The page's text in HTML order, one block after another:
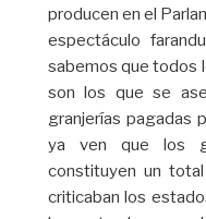
producen en el
espectáculo
sabemos que todos
son los que se
granjerías pagadas
ya ven que los
constituyen un
criticaban los